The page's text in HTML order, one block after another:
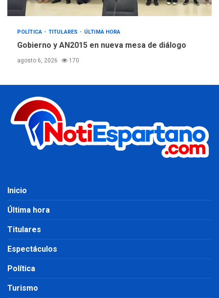
POLÍTICA TITULARES ÚLTIMA HORA
Gobierno y AN2015 en nueva mesa de diálogo
agosto 6, 2026 170
Inicio
Última hora
Titulares
Espectáculos
Política
Turismo